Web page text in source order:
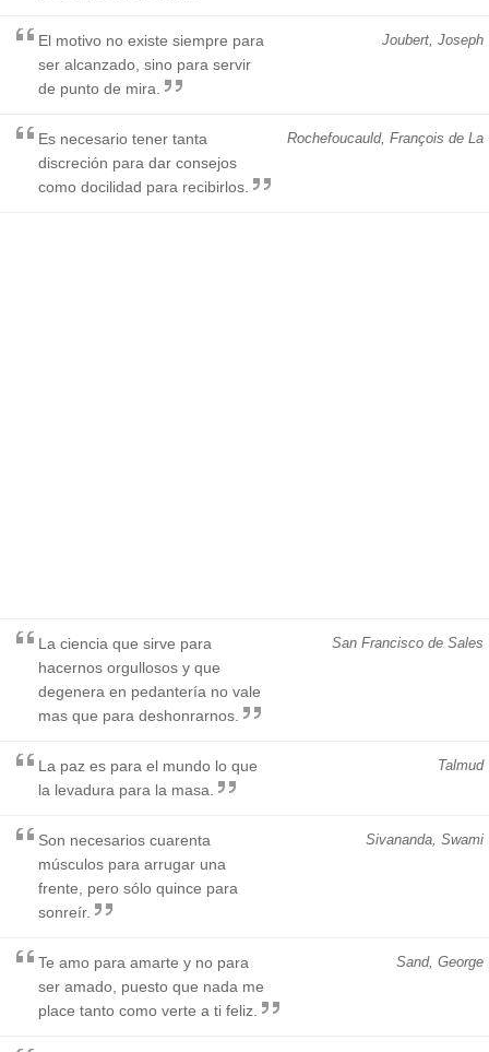
Joubert, Joseph
El motivo no existe siempre para
ser alcanzado, sino para servir
de punto de mira.
Rochefoucauld, François de La
Es necesario tener tanta
discreción para dar consejos
como docilidad para recibirlos.
San Francisco de Sales
La ciencia que sirve para
hacernos orgullosos y que
degenera en pedantería no vale
mas que para deshonrarnos.
Talmud
La paz es para el mundo lo que
la levadura para la masa.
Sivananda, Swami
Son necesarios cuarenta
músculos para arrugar una
frente, pero sólo quince para
sonreír.
Sand, George
Te amo para amarte y no para
ser amado, puesto que nada me
place tanto como verte a ti feliz.